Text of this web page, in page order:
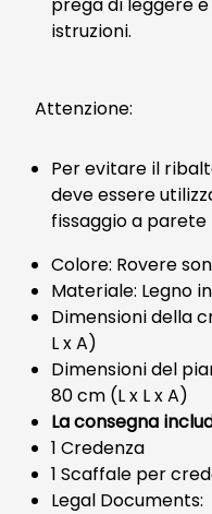
istruzioni.
Attenzione:
Per evitare il
deve essere
fissaggio a parete
Colore: Rovere
Materiale: Legno
Dimensioni della
L x A)
Dimensioni del
80 cm (L x L x A)
La consegna
1 Credenza
1 Scaffale per
Legal Documents: